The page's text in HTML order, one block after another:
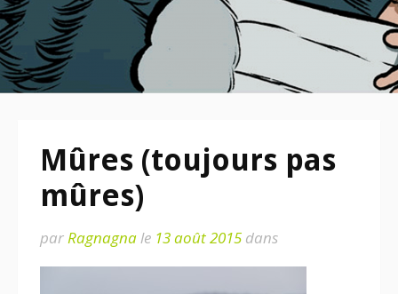
Mûres (toujours pas
mûres)
parRagnagnale 13 août 2015 dans